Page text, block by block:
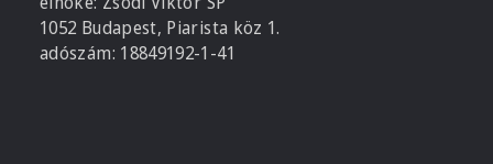
1052 Budapest, Piarista köz 1.
adószám: 18849192-1-41